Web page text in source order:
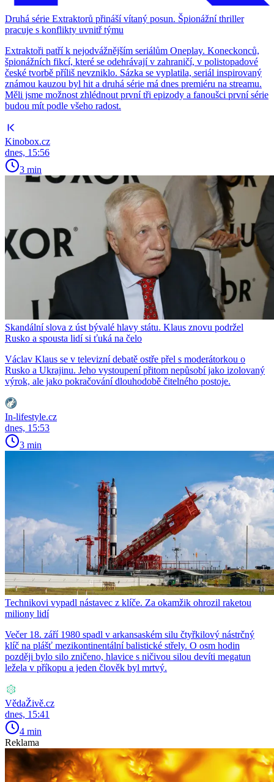
Druhá série Extraktorů přináší vítaný posun. Špionážní thriller
pracuje s konflikty uvnitř týmu
Extraktoři patří k nejodvážnějším seriálům Oneplay. Koneckonců,
špionážních fikcí, které se odehrávají v zahraničí, v polistopadové
české tvorbě příliš nevzniklo. Sázka se vyplatila, seriál inspirovaný
známou kauzou byl hit a druhá série má dnes premiéru na streamu.
Měli jsme možnost zhlédnout první tři epizody a fanoušci první série
budou mít podle všeho radost.
Kinobox.cz
dnes, 15:56
3 min
Skandální slova z úst bývalé hlavy státu. Klaus znovu podržel
Rusko a spousta lidí si ťuká na čelo
Václav Klaus se v televizní debatě ostře přel s moderátorkou o
Rusko a Ukrajinu. Jeho vystoupení přitom nepůsobí jako izolovaný
výrok, ale jako pokračování dlouhodobě čitelného postoje.
In-lifestyle.cz
dnes, 15:53
3 min
Technikovi vypadl nástavec z klíče. Za okamžik ohrozil raketou
miliony lidí
Večer 18. září 1980 spadl v arkansaském silu čtyřkilový nástrčný
klíč na plášť mezikontinentální balistické střely. O osm hodin
později bylo silo zničeno, hlavice s ničivou silou devíti megatun
ležela v příkopu a jeden člověk byl mrtvý.
VědaŽivě.cz
dnes, 15:41
4 min
Reklama